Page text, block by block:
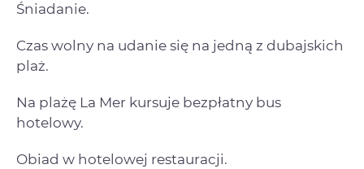
Śniadanie.
Czas wolny na udanie się na jedną z dubajskich
plaż.
Na plażę La Mer kursuje bezpłatny bus
hotelowy.
Obiad w hotelowej restauracji.